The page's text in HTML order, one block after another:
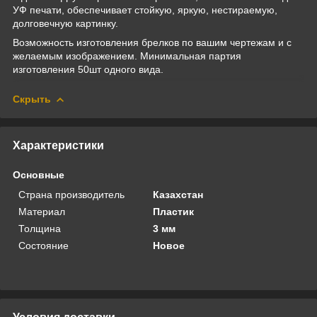
УФ печати, обеспечивает стойкую, яркую, нестираемую,
долговечную картинку.
Возможность изготовления брелков по вашим чертежам и с
желаемым изображением. Минимальная партия
изготовления 50шт одного вида.
Скрыть
Характеристики
Основные
Страна производитель
Казахстан
Материал
Пластик
Толщина
3 мм
Состояние
Новое